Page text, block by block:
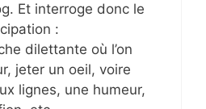
Et interroge donc le
:
dilettante où l’on
jeter un oeil, voire
lignes, une humeur,